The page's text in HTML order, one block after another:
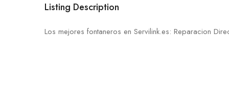
Listing Description
Los mejores fontaneros en Servilink.es: Reparacion